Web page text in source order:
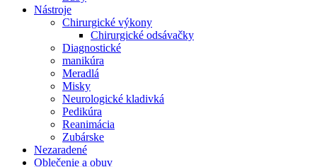
Nástroje
Chirurgické výkony
Chirurgické odsávačky
Diagnostické
manikúra
Meradlá
Misky
Neurologické kladivká
Pedikúra
Reanimácia
Zubárske
Nezaradené
Oblečenie a obuv